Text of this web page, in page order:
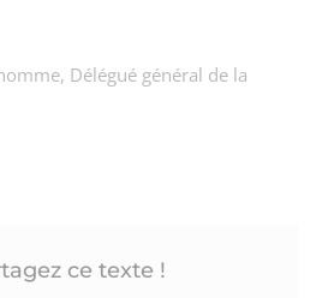
Délégué général de la
ce texte !